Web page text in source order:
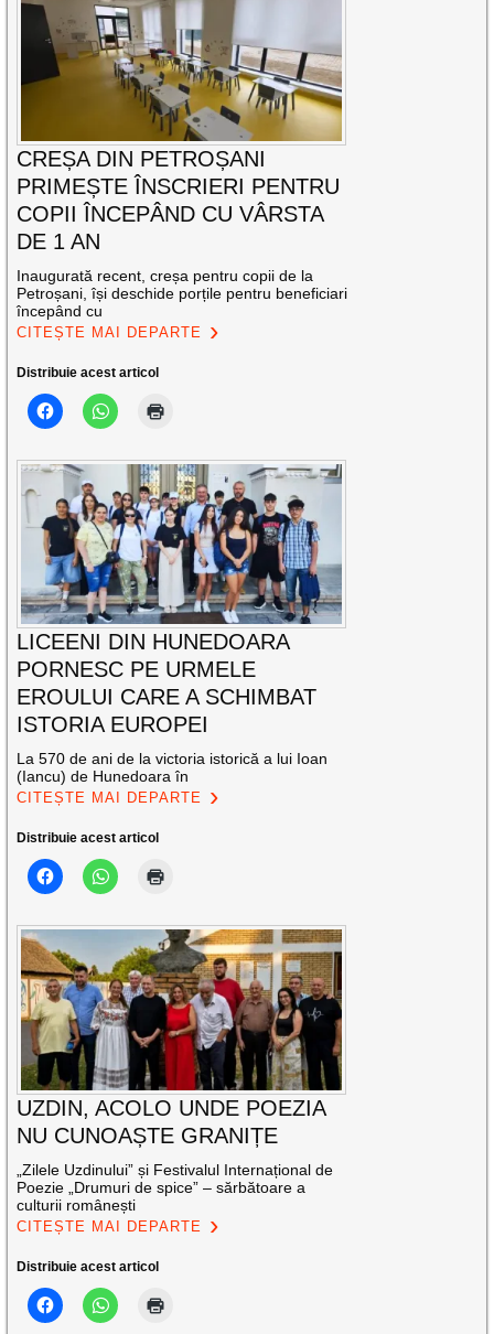
CREȘA DIN PETROȘANI
PRIMEȘTE ÎNSCRIERI PENTRU
COPII ÎNCEPÂND CU VÂRSTA
DE 1 AN
Inaugurată recent, creșa pentru copii de la
Petroșani, își deschide porțile pentru beneficiari
începând cu
CITEȘTE MAI DEPARTE
Distribuie acest articol
LICEENI DIN HUNEDOARA
PORNESC PE URMELE
EROULUI CARE A SCHIMBAT
ISTORIA EUROPEI
La 570 de ani de la victoria istorică a lui Ioan
(Iancu) de Hunedoara în
CITEȘTE MAI DEPARTE
Distribuie acest articol
UZDIN, ACOLO UNDE POEZIA
NU CUNOAȘTE GRANIȚE
„Zilele Uzdinului” și Festivalul Internațional de
Poezie „Drumuri de spice” – sărbătoare a
culturii românești
CITEȘTE MAI DEPARTE
Distribuie acest articol